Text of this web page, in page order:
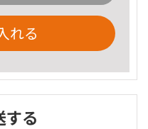
れる
する